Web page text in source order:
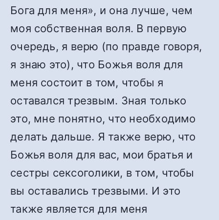
Бога для меня», и она лучше, чем
моя собственная воля. В первую
очередь, я верю (по правде говоря,
я знаю это), что Божья воля для
меня состоит в том, чтобы я
оставался трезвым. Зная только
это, мне понятно, что необходимо
делать дальше. Я также верю, что
Божья воля для вас, мои братья и
сестры сексоголики, в том, чтобы
вы оставались трезвыми. И это
также является для меня